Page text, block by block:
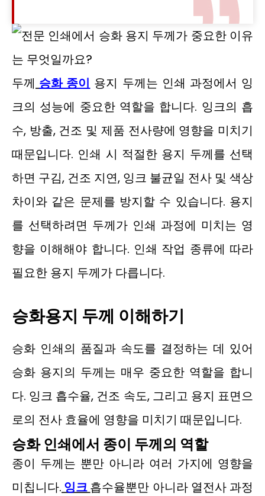
두께 승화 종이 용지 두께는 인쇄 과정에서 잉
크의 성능에 중요한 역할을 합니다. 잉크의 흡
수, 방출, 건조 및 제품 전사량에 영향을 미치기
때문입니다. 인쇄 시 적절한 용지 두께를 선택
하면 구김, 건조 지연, 잉크 불균일 전사 및 색상
차이와 같은 문제를 방지할 수 있습니다. 용지
를 선택하려면 두께가 인쇄 과정에 미치는 영
향을 이해해야 합니다. 인쇄 작업 종류에 따라
필요한 용지 두께가 다릅니다.
승화용지 두께 이해하기
승화 인쇄의 품질과 속도를 결정하는 데 있어
승화 용지의 두께는 매우 중요한 역할을 합니
다. 잉크 흡수율, 건조 속도, 그리고 용지 표면으
로의 전사 효율에 영향을 미치기 때문입니다.
승화 인쇄에서 종이 두께의 역할
종이 두께는 뿐만 아니라 여러 가지에 영향을
미칩니다. 잉크흡수율뿐만 아니라 열전사 과정